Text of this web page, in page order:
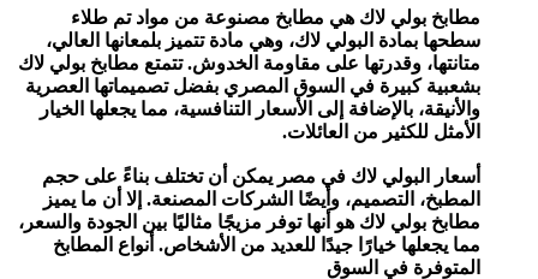
مطابخ بولي لاك هي مطابخ مصنوعة من مواد تم طلاء
سطحها بمادة البولي لاك، وهي مادة تتميز بلمعانها العالي،
متانتها، وقدرتها على مقاومة الخدوش. تتمتع مطابخ بولي لاك
بشعبية كبيرة في السوق المصري بفضل تصميماتها العصرية
والأنيقة، بالإضافة إلى الأسعار التنافسية، مما يجعلها الخيار
الأمثل للكثير من العائلات.
أسعار البولي لاك في مصر يمكن أن تختلف بناءً على حجم
المطبخ، التصميم، وأيضًا الشركات المصنعة. إلا أن ما يميز
مطابخ بولي لاك هو أنها توفر مزيجًا مثاليًا بين الجودة والسعر،
مما يجعلها خيارًا جيدًا للعديد من الأشخاص. أنواع المطابخ
المتوفرة في السوق